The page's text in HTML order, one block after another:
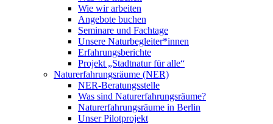
Wie wir arbeiten
Angebote buchen
Seminare und Fachtage
Unsere Naturbegleiter*innen
Erfahrungsberichte
Projekt „Stadtnatur für alle“
Naturerfahrungsräume (NER)
NER-Beratungsstelle
Was sind Naturerfahrungsräume?
Naturerfahrungsräume in Berlin
Unser Pilotprojekt